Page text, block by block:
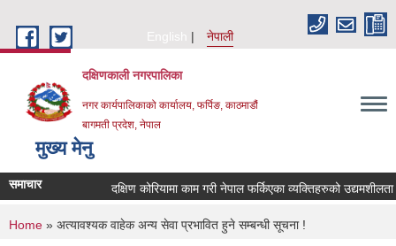
English
नेपाली
दक्षिणकाली नगरपालिका
नगर कार्यपालिकाको कार्यालय, फर्पिङ, काठमाडौं
बागमती प्रदेश, नेपाल
मुख्य मेनु
समाचार दक्षिण कोरियामा काम गरी नेपाल फर्किएका व्यक्तिहरुको
You are here
Home » अत्यावश्‍यक वाहेक अन्य सेवा प्रभावित हुने सम्बन्धी सूचना !